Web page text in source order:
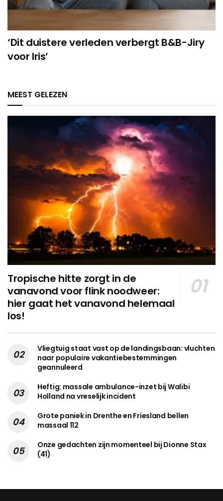
‘Dit duistere verleden verbergt B&B-Jiry
voor Iris’
MEEST GELEZEN
Tropische hitte zorgt in de
vanavond voor flink noodweer:
hier gaat het vanavond helemaal
los!
Vliegtuig staat vast op de landingsbaan: vluchten
naar populaire vakantiebestemmingen
geannuleerd
Heftig: massale ambulance-inzet bij Walibi
Holland na vreselijk incident
Grote paniek in Drenthe en Friesland bellen
massaal 112
Onze gedachten zijn momenteel bij Dionne Stax
(41)